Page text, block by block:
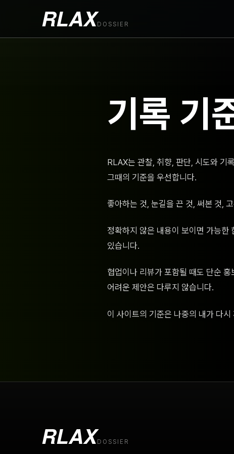
RLAXDOSSIER
기록 기
RLAX는 관찰, 취향, 판단, 시도와 기
그때의 기준을 우선합니다.
좋아하는 것, 눈길을 끈 것, 써본 것,
정확하지 않은 내용이 보이면 가능한
있습니다.
협업이나 리뷰가 포함될 때도 단순
어려운 제안은 다루지 않습니다.
이 사이트의 기준은 나중의 내가 다
RLAXDOSSIER